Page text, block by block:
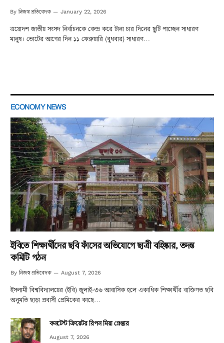
By নিজস্ব প্রতিবেদক January 22, 2026
ত্রয়োদশ জাতীয় সংসদ নির্বাচনকে কেন্দ্র করে টানা চার দিনের ছুটি পাচ্ছেন সাধারণ
মানুষ। ভোটের আগের দিন ১১ ফেব্রুয়ারি (বুধবার) সাধারণ…
ECONOMY NEWS
ইবিতে শিক্ষার্থীদের ছবি ফাঁসের অভিযোগে ছাত্রী বহিষ্কার, তদন্ত
কমিটি গঠন
By নিজস্ব প্রতিবেদক August 7, 2026
ইসলামী বিশ্ববিদ্যালয়ের (ইবি) জুলাই-৩৬ আবাসিক হলে একাধিক শিক্ষার্থীর ব্যক্তিগত ছবি
অনুমতি ছাড়া প্রবাসী প্রেমিকের কাছে…
কনটেন্ট ক্রিয়েটর রিপন মিয়া গ্রেপ্তার
August 7, 2026